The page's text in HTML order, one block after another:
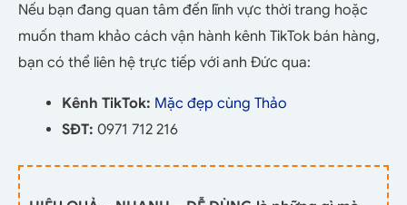
Nếu bạn đang quan tâm đến lĩnh vực thời trang hoặc
muốn tham khảo cách vận hành kênh TikTok bán hàng,
bạn có thể liên hệ trực tiếp với anh Đức qua:
Kênh TikTok: Mặc đẹp cùng Thảo
SĐT: 0971 712 216